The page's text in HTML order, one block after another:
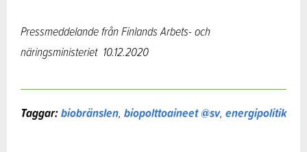
Pressmeddelande från Finlands Arbets- och
näringsministeriet 10.12.2020
Taggar:biobränslen, biopolttoaineet @sv, energipolitik